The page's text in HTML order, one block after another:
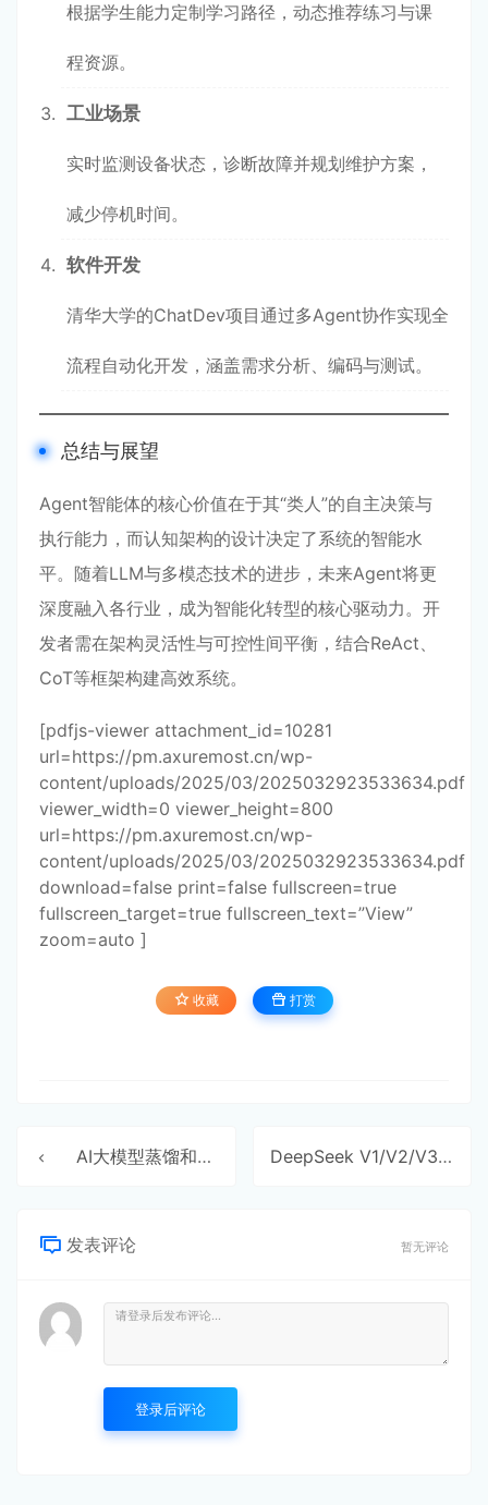
根据学生能力定制学习路径，动态推荐练习与课
程资源。
工业场景
实时监测设备状态，诊断故障并规划维护方案，
减少停机时间。
软件开发
清华大学的ChatDev项目通过多Agent协作实现全
流程自动化开发，涵盖需求分析、编码与测试。
总结与展望
Agent智能体的核心价值在于其“类人”的自主决策与
执行能力，而认知架构的设计决定了系统的智能水
平。随着LLM与多模态技术的进步，未来Agent将更
深度融入各行业，成为智能化转型的核心驱动力。开
发者需在架构灵活性与可控性间平衡，结合ReAct、
CoT等框架构建高效系统。
[pdfjs-viewer attachment_id=10281
url=https://pm.axuremost.cn/wp-
content/uploads/2025/03/2025032923533634.pdf
viewer_width=0 viewer_height=800
url=https://pm.axuremost.cn/wp-
content/uploads/2025/03/2025032923533634.pdf
download=false print=false fullscreen=true
fullscreen_target=true fullscreen_text=”View”
zoom=auto ]
收藏 打赏
AI大模型蒸馏和知识蒸馏 DeepSeek V1/V2/V3/R1进化史
发表评论 暂无评论
登录后评论